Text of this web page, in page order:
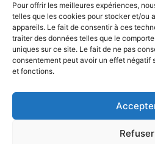
Pour offrir les meilleures expériences,
telles que les cookies pour stocker et/ou
appareils. Le fait de consentir à ces
traiter des données telles que le
uniques sur ce site. Le fait de ne pas
consentement peut avoir un effet négatif
et fonctions.
Refuser
© Gouvernement du
Plan du
Accès à
Déclaration de